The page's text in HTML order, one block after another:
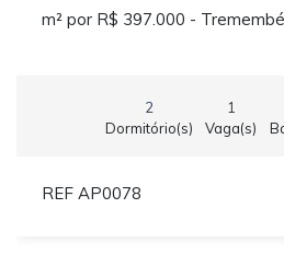
m² por R$ 397.000 -
2
Dormitório(s)
1
Vaga(s)
REF AP0078